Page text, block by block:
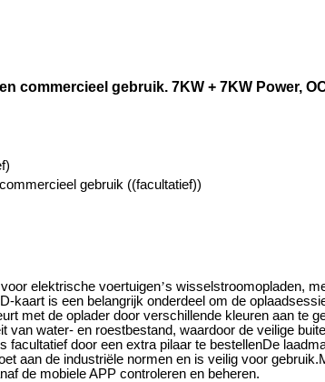
commercieel gebruik. 7KW + 7KW Power,
gebruik ((facultatief))
elektrische voertuigen’s wisselstroomopladen,
kaart is een belangrijk onderdeel om de
met de oplader door verschillende kleuren aan te
van water- en roestbestand, waardoor de veilige
facultatief door een extra pilaar te bestellenDe
aan de industriële normen en is veilig voor
de mobiele APP controleren en beheren.